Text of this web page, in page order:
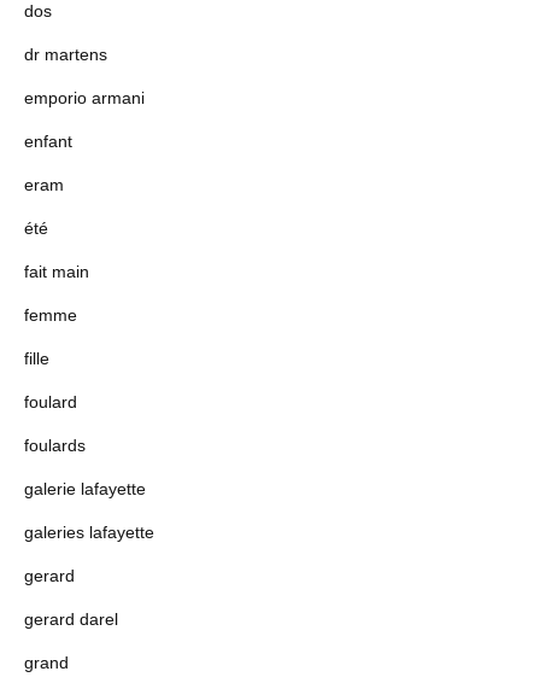
dos
dr martens
emporio armani
enfant
eram
été
fait main
femme
fille
foulard
foulards
galerie lafayette
galeries lafayette
gerard
gerard darel
grand